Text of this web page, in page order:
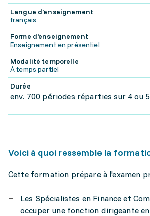
Langue d'enseignement
français
Forme d'enseignement
Enseignement en présentiel
Modalité temporelle
À temps partiel
Durée
env. 700 périodes réparties sur 4 ou
Voici à quoi ressemble la
Cette formation prépare à l'examen
Les Spécialistes en Finance et
occuper une fonction dirigeante